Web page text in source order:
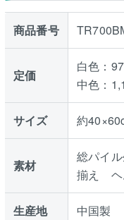
商品番号
定価
白色：
中色：
サイズ 約
素材
総パイ
揃え ヘ
生産地 中国製